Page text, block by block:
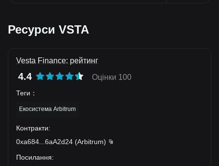
Ресурси VSTA
Vesta Finance: рейтинг
4.4 Оцінки 100
Теги ：
Екосистема Arbitrum
Контракти:
0xa684
6aA2d24 (Arbitrum)
Посилання: